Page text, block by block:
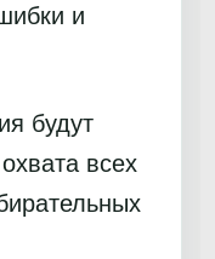
и
будут
всех